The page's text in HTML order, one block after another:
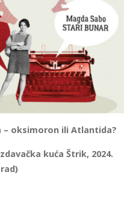
oksimoron ili Atlantida?
kuća Štrik, 2024.